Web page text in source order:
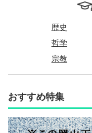
歴史
哲学
宗教
おすすめ特集